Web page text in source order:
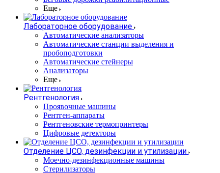
Еще
Лабораторное оборудование
Автоматические анализаторы
Автоматические станции выделения и
пробоподготовки
Автоматические стейнеры
Анализаторы
Еще
Рентгенология
Проявочные машины
Рентген-аппараты
Рентгеновские термопринтеры
Цифровые детекторы
Отделение ЦСО, дезинфекции и утилизации
Моечно-дезинфекционные машины
Стерилизаторы